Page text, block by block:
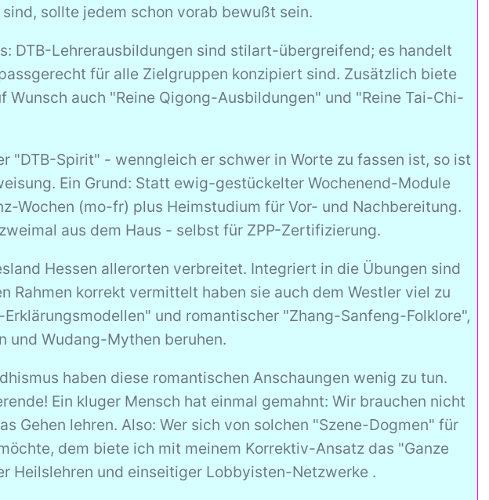
sollte jedem schon vorab bewußt sein.
DTB-Lehrerausbildungen sind stilart-übergreifend; es handelt
für alle Zielgruppen konzipiert sind. Zusätzlich biete
auch "Reine Qigong-Ausbildungen" und "Reine Tai-Chi-
"DTB-Spirit" - wenngleich er schwer in Worte zu fassen ist, so ist
Ein Grund: Statt ewig-gestückelter Wochenend-Module
Wochen (mo-fr) plus Heimstudium für Vor- und Nachbereitung.
aus dem Haus - selbst für ZPP-Zertifizierung.
Hessen allerorten verbreitet. Integriert in die Übungen sind
Rahmen korrekt vermittelt haben sie auch dem Westler viel zu
und romantischer "Zhang-Sanfeng-Folklore",
und Wudang-Mythen beruhen.
haben diese romantischen Anschaungen wenig zu tun.
Ein kluger Mensch hat einmal gemahnt: Wir brauchen nicht
Gehen lehren. Also: Wer sich von solchen "Szene-Dogmen" für
dem biete ich mit meinem Korrektiv-Ansatz das "Ganze
Heilslehren und einseitiger Lobbyisten-Netzwerke .